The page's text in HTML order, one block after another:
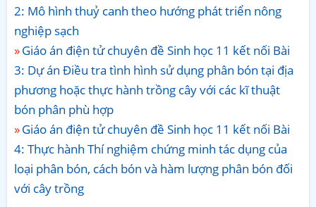
2: Mô hình thuỷ canh theo hướng phát triển nông
nghiệp sạch
Giáo án điện tử chuyên đề Sinh học 11 kết nối Bài
3: Dự án Điều tra tình hình sử dụng phân bón tại địa
phương hoặc thực hành trồng cây với các kĩ thuật
bón phân phù hợp
Giáo án điện tử chuyên đề Sinh học 11 kết nối Bài
4: Thực hành Thí nghiệm chứng minh tác dụng của
loại phân bón, cách bón và hàm lượng phân bón đối
với cây trồng